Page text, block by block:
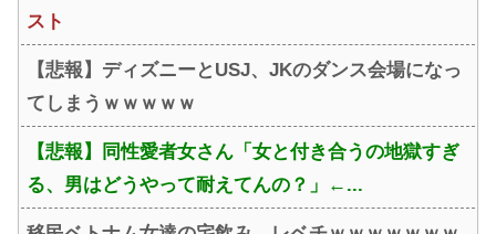
スト
【悲報】ディズニーとUSJ、JKのダンス会場になっ
てしまうｗｗｗｗｗ
【悲報】同性愛者女さん「女と付き合うの地獄すぎ
る、男はどうやって耐えてんの？」←...